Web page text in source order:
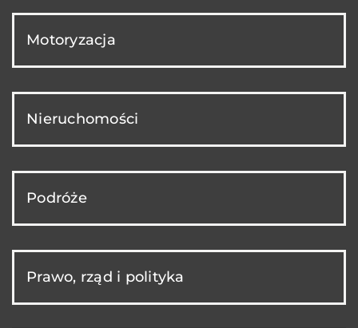
Motoryzacja
Nieruchomości
Podróże
Prawo, rząd i polityka